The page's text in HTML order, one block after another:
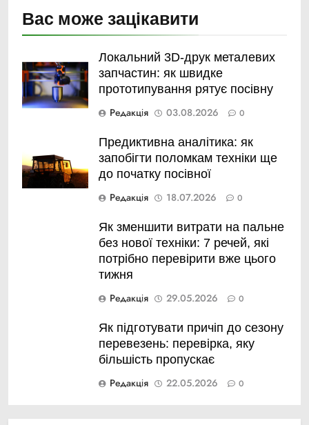
Вас може зацікавити
Локальний 3D-друк металевих
запчастин: як швидке
прототипування рятує посівну
Редакція
03.08.2026 0
Предиктивна аналітика: як
запобігти поломкам техніки ще
до початку посівної
Редакція
18.07.2026 0
Як зменшити витрати на пальне
без нової техніки: 7 речей, які
потрібно перевірити вже цього
тижня
Редакція
29.05.2026 0
Як підготувати причіп до сезону
перевезень: перевірка, яку
більшість пропускає
Редакція
22.05.2026 0